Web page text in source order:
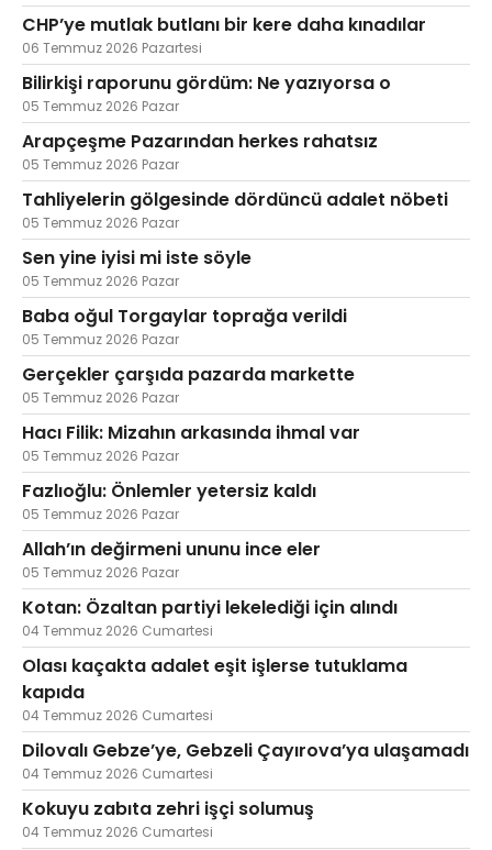
CHP’ye mutlak butlanı bir kere daha kınadılar
06 Temmuz 2026 Pazartesi
Bilirkişi raporunu gördüm: Ne yazıyorsa o
05 Temmuz 2026 Pazar
Arapçeşme Pazarından herkes rahatsız
05 Temmuz 2026 Pazar
Tahliyelerin gölgesinde dördüncü adalet nöbeti
05 Temmuz 2026 Pazar
Sen yine iyisi mi iste söyle
05 Temmuz 2026 Pazar
Baba oğul Torgaylar toprağa verildi
05 Temmuz 2026 Pazar
Gerçekler çarşıda pazarda markette
05 Temmuz 2026 Pazar
Hacı Filik: Mizahın arkasında ihmal var
05 Temmuz 2026 Pazar
Fazlıoğlu: Önlemler yetersiz kaldı
05 Temmuz 2026 Pazar
Allah’ın değirmeni ununu ince eler
05 Temmuz 2026 Pazar
Kotan: Özaltan partiyi lekelediği için alındı
04 Temmuz 2026 Cumartesi
Olası kaçakta adalet eşit işlerse tutuklama
kapıda
04 Temmuz 2026 Cumartesi
Dilovalı Gebze’ye, Gebzeli Çayırova’ya ulaşamadı
04 Temmuz 2026 Cumartesi
Kokuyu zabıta zehri işçi solumuş
04 Temmuz 2026 Cumartesi